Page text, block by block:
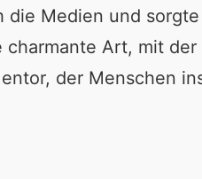
die Medien und
Art, mit
der Menschen